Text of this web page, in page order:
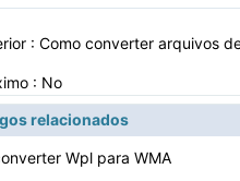
: Como converter arquivos
: No
relacionados
Wpl para WMA